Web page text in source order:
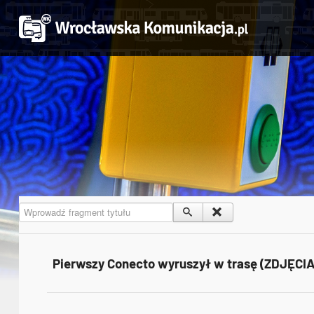
Wprowadź fragment tytułu
Pierwszy Conecto wyruszył w trasę